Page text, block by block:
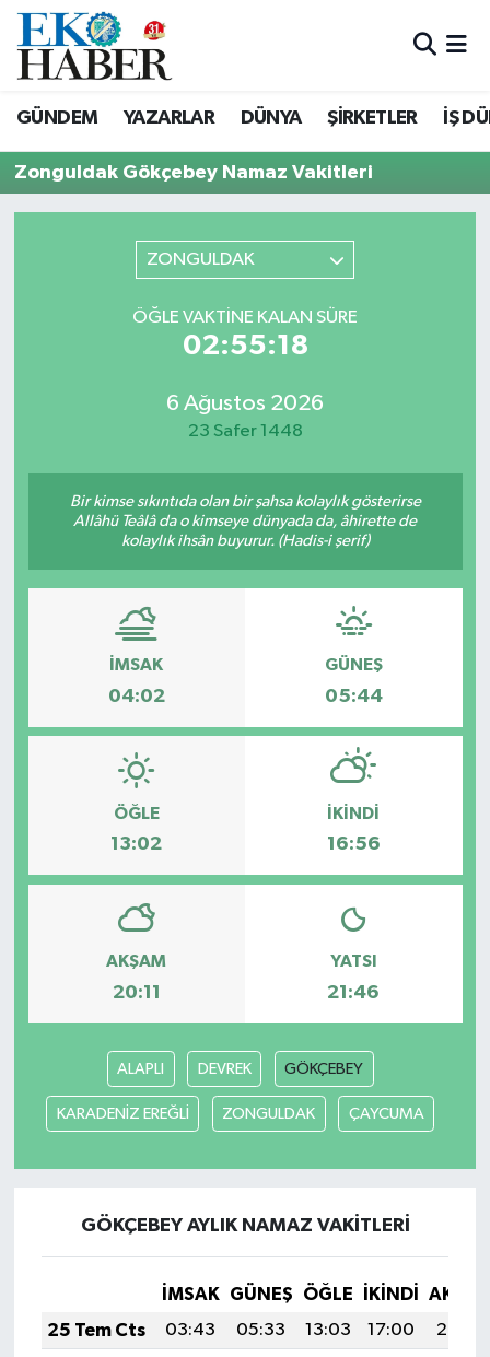
GÜNDEM YAZARLAR DÜNYA ŞİRKETLER İŞ
Zonguldak Gökçebey Namaz Vakitleri
ZONGULDAK
ÖĞLE VAKTINE KALAN SÜRE
02:55:18
6 Ağustos 2026
23 Safer 1448
Bir kimse sıkıntıda olan bir şahsa kolaylık gösterirse
Allâhü Teâlâ da o kimseye dünyada da, âhirette de
kolaylık ihsân buyurur. (Hadis-i şerif)
İMSAK
04:02
GÜNEŞ
05:44
ÖĞLE
13:02
İKINDI
16:56
AKŞAM
20:11
YATSI
21:46
ALAPLI DEVREK GÖKÇEBEY
KARADENİZ EREĞLİ ZONGULDAK ÇAYCUMA
GÖKÇEBEY AYLIK NAMAZ VAKITLERI
İMSAK GÜNEŞ ÖĞLE İKINDI
25 Tem Cts
03:43 05:33 13:03 17:00
20:23
Hava Durumu
Süper Lig Puan Durumu ve Fikstür
Tüm Manşetler
Son Dakika Haberleri